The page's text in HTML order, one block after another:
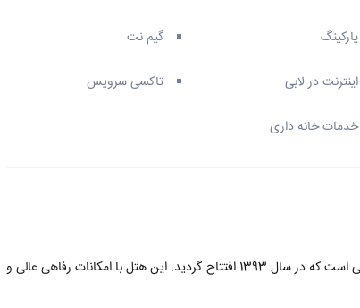
پارکینگ گیم نت
اینترنت در لابی تاکسی سرویس
خدمات خانه داری
هتل ایران زمین مشهد یکی از هتل های سه ستاره باکیفیت و لوکس این شهر زیارتی است که در سال 1393 افتتاح گردید. این هتل با امکانات رفاهی عالی و